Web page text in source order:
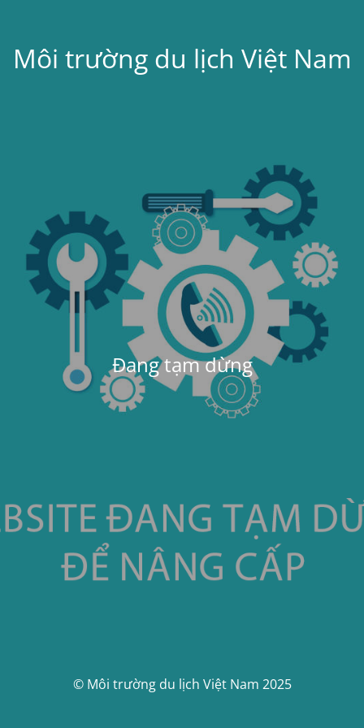
Môi trường du lịch Việt Nam
Đang tạm dừng
© Môi trường du lịch Việt Nam 2025